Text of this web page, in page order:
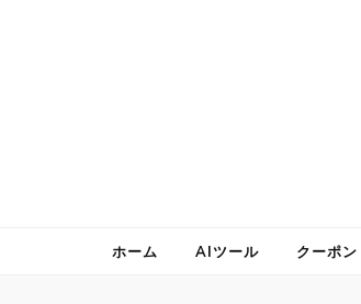
ホーム AIツール クーポン